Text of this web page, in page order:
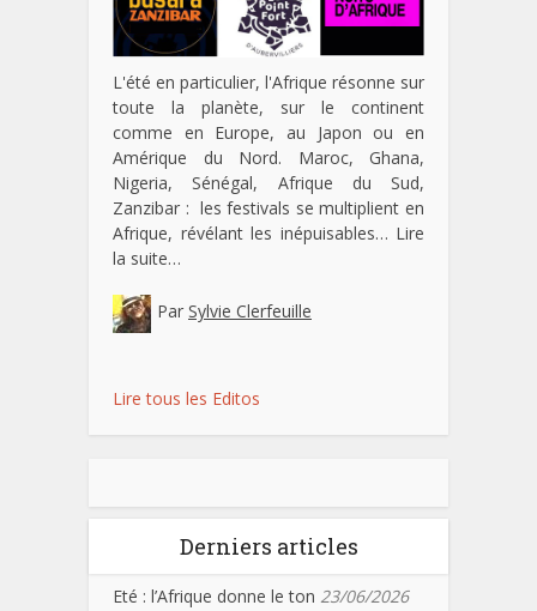
L'été en particulier, l'Afrique résonne sur
toute la planète, sur le continent
comme en Europe, au Japon ou en
Amérique du Nord. Maroc, Ghana,
Nigeria, Sénégal, Afrique du Sud,
Zanzibar : les festivals se multiplient en
Afrique, révélant les inépuisables… Lire
la suite…
Par Sylvie Clerfeuille
Lire tous les Editos
Derniers articles
Eté : l’Afrique donne le ton 23/06/2026